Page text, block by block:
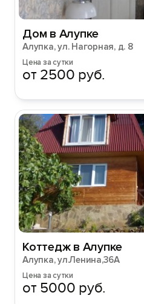
Дом в Алупке
Алупка, ул. Нагорная, д. 8
Цена за сутки
от 2500 руб.
Коттедж в Алупке
Алупка, ул.Ленина,36А
Цена за сутки
от 5000 руб.